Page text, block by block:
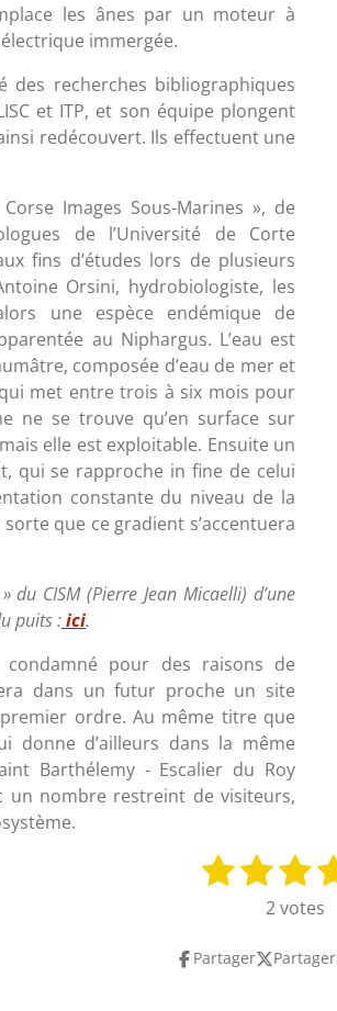
les ânes par un moteur à
immergée.
des recherches bibliographiques
et ITP, et son équipe plongent
redécouvert. Ils effectuent une
Images Sous-Marines », de
de l’Université de Corte
fins d’études lors de plusieurs
Orsini, hydrobiologiste, les
une espèce endémique de
au Niphargus. L’eau est
composée d’eau de mer et
met entre trois à six mois pour
ne se trouve qu’en surface sur
elle est exploitable. Ensuite un
qui se rapproche in fine de celui
constante du niveau de la
que ce gradient s’accentuera
du CISM (Pierre Jean Micaelli) d’une
puits :ici.
condamné pour des raisons de
dans un futur proche un site
ordre. Au même titre que
donne d’ailleurs dans la même
Barthélemy - Escalier du Roy
un nombre restreint de visiteurs,
1
o
2
o
3
é
o
4
é
o
2 votes
Partager Partager